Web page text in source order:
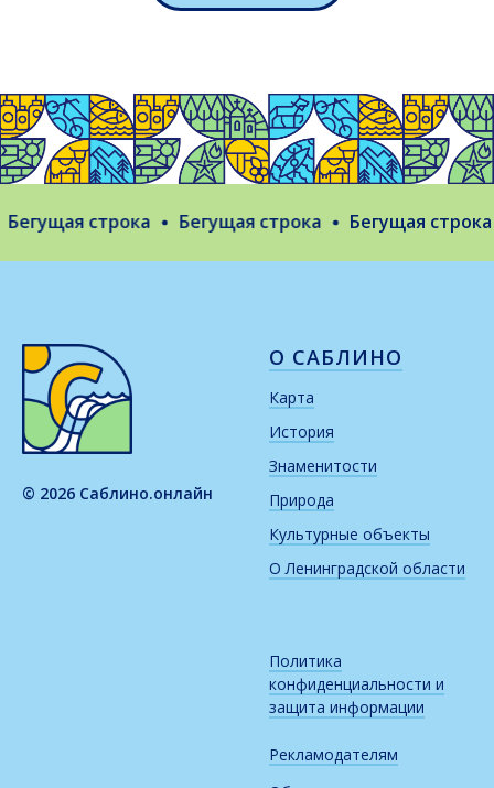
строка Бегущая строка Бегущая строка
© 2026 Саблино.онлайн
О САБЛИНО
Карта
История
Знаменитости
Природа
Культурные объекты
О Ленинградской области
Политика
конфиденциальности и
защита информации
Рекламодателям